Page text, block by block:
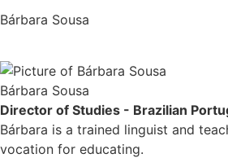
Bárbara Sousa
Bárbara Sousa
Director of Studies - Brazilian
Bárbara is a trained linguist and
vocation for educating.